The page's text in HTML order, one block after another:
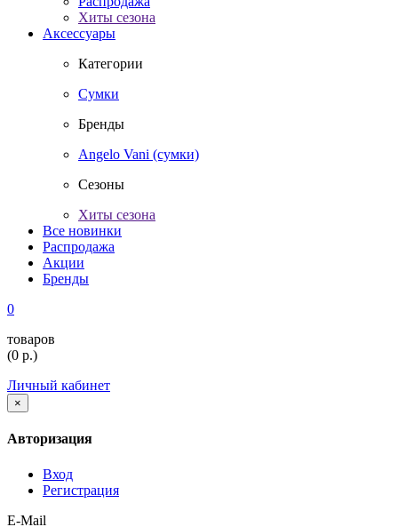
Хиты сезона
Аксессуары
Категории
Сумки
Бренды
Angelo Vani (сумки)
Сезоны
Хиты сезона
Все новинки
Распродажа
Акции
Бренды
0
товаров
(0 р.)
Личный кабинет
×
Авторизация
Вход
Регистрация
E-Mail